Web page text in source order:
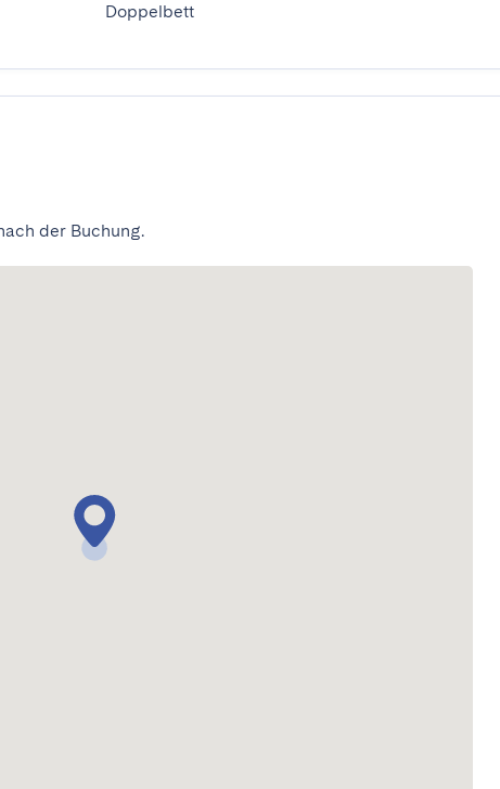
Doppelbett
der Buchung.